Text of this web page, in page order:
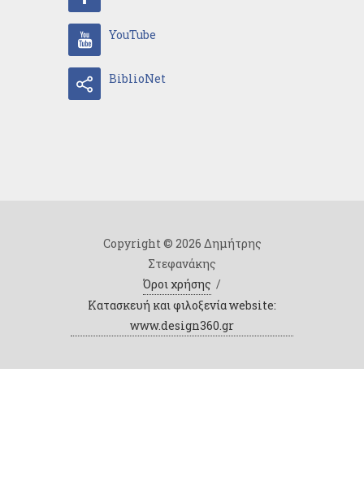
YouTube
BiblioNet
Copyright © 2026 Δημήτρης
Στεφανάκης
Όροι χρήσης /
Κατασκευή και φιλοξενία website:
www.design360.gr